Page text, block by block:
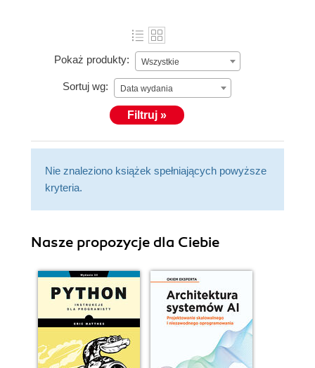
Pokaż produkty: Wszystkie
Sortuj wg: Data wydania
Filtruj »
Nie znaleziono książek spełniających powyższe
kryteria.
Nasze propozycje dla Ciebie